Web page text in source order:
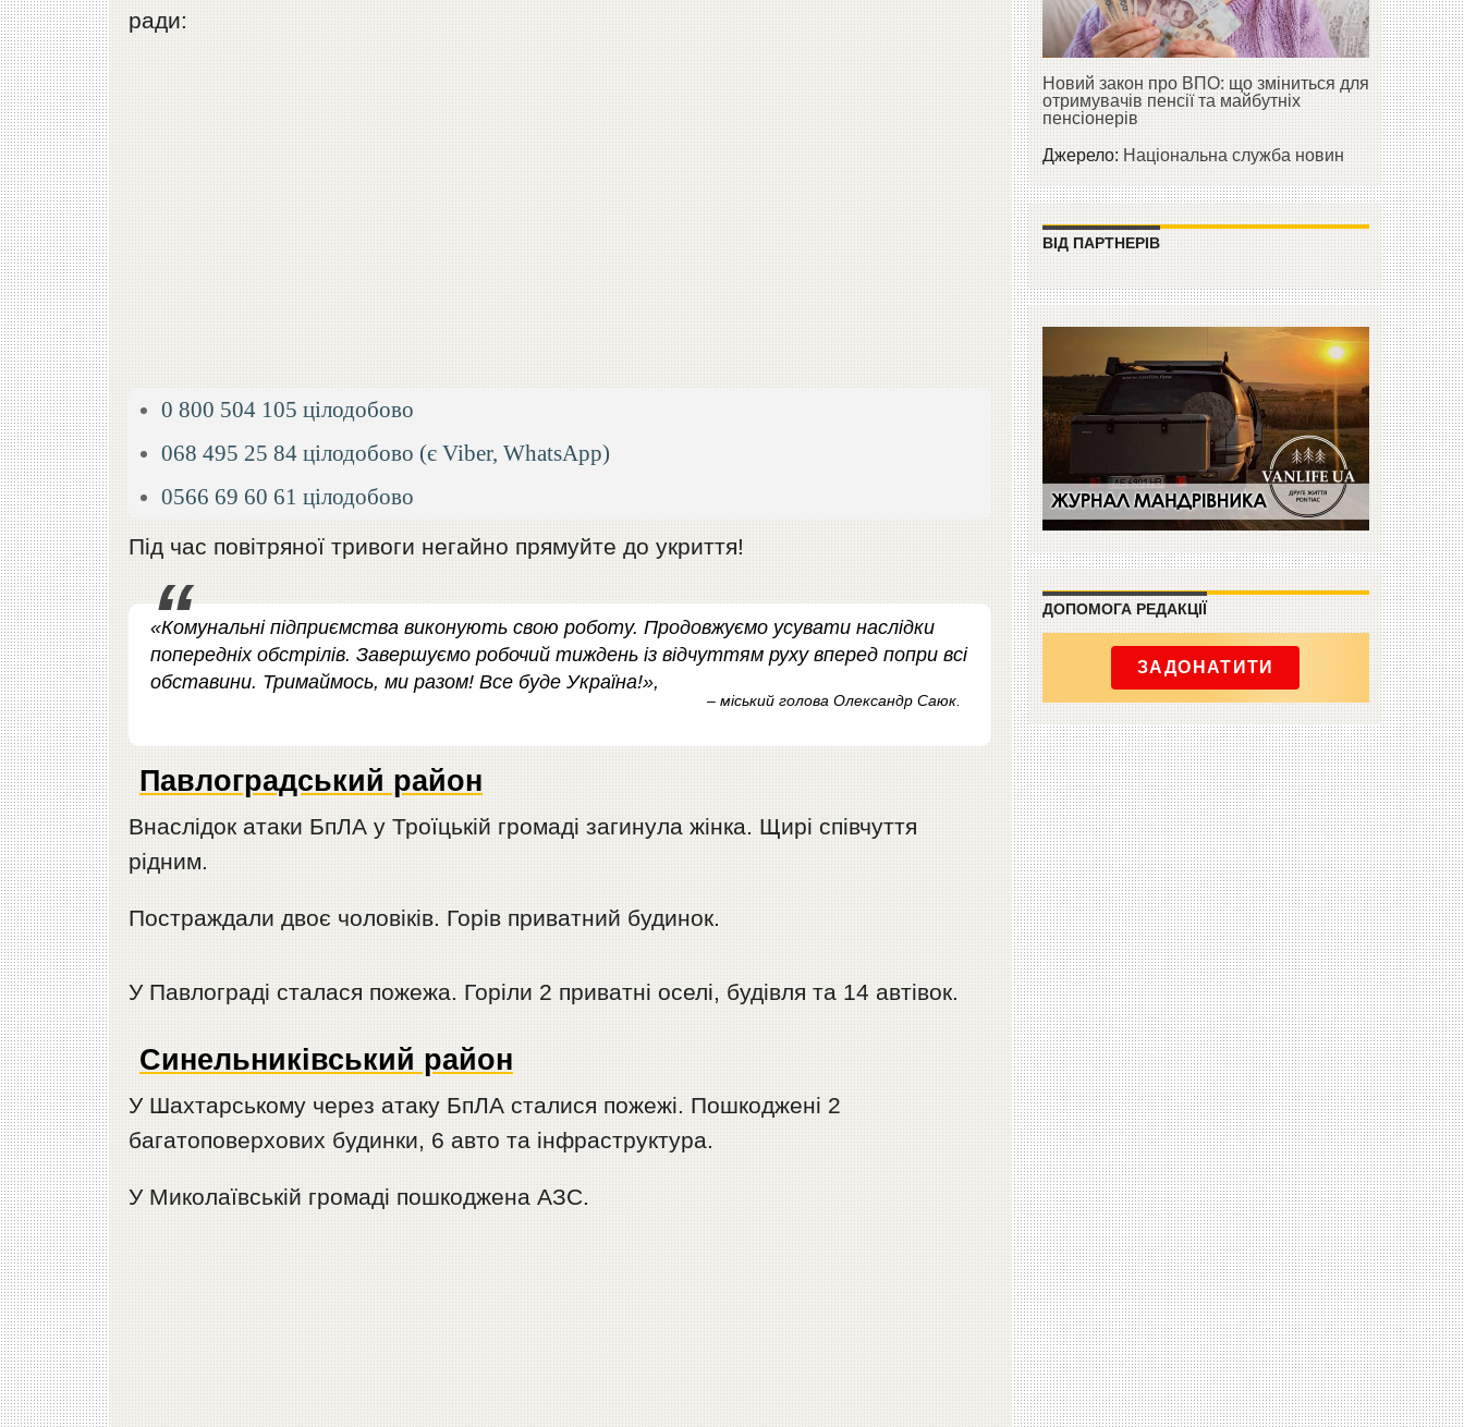
ради:
0 800 504 105 цілодобово
068 495 25 84 цілодобово (є Viber, WhatsApp)
0566 69 60 61 цілодобово
Під час повітряної тривоги негайно прямуйте до укриття!
«Комунальні підприємства виконують свою роботу. Продовжуємо усувати наслідки
попередніх обстрілів. Завершуємо робочий тиждень із відчуттям руху вперед попри всі
обставини. Тримаймось, ми разом! Все буде Україна!»,
– міський голова Олександр Саюк.
Павлоградський район
Внаслідок атаки БпЛА у Троїцькій громаді загинула жінка. Щирі співчуття
рідним.
Постраждали двоє чоловіків. Горів приватний будинок.
У Павлограді сталася пожежа. Горіли 2 приватні оселі, будівля та 14 автівок.
Синельниківський район
У Шахтарському через атаку БпЛА сталися пожежі. Пошкоджені 2
багатоповерхових будинки, 6 авто та інфраструктура.
У Миколаївській громаді пошкоджена АЗС.
Новий закон про ВПО: що зміниться для
отримувачів пенсії та майбутніх
пенсіонерів
Джерело:Національна служба новин
ВІД ПАРТНЕРІВ
ДОПОМОГА РЕДАКЦІЇ
ЗАДОНАТИТИ